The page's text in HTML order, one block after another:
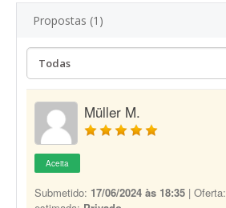
Propostas (1)
Müller M.
Aceita
Submetido: 17/06/2024 às 18:35 | Oferta: